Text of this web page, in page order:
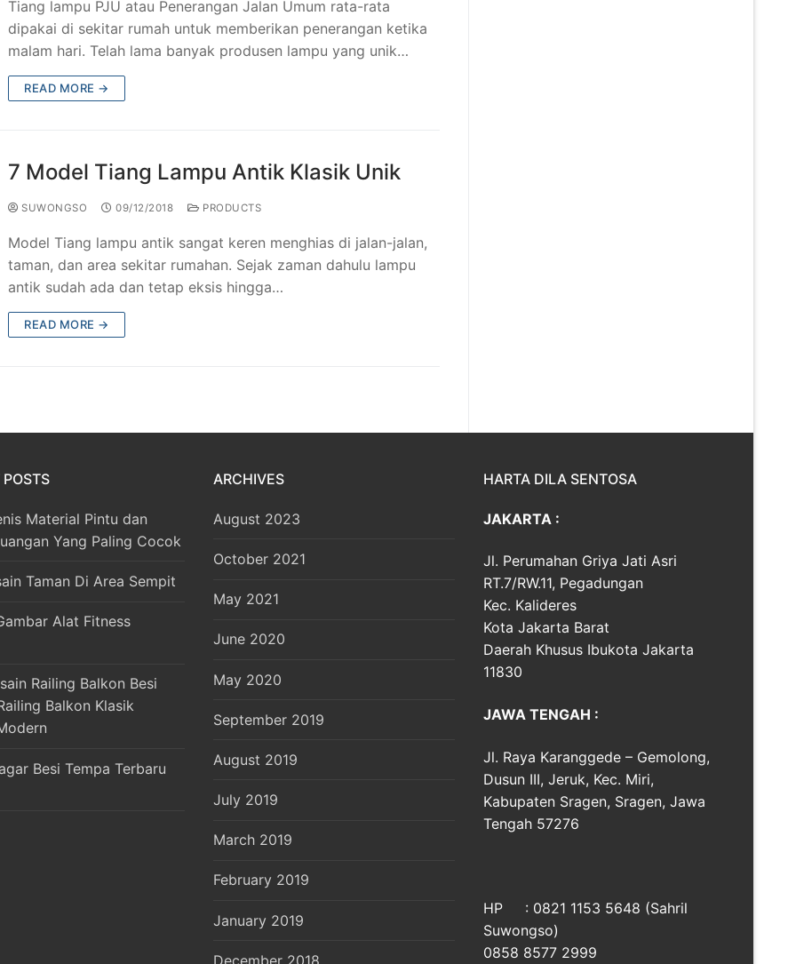
Tiang lampu PJU atau Penerangan Jalan Umum rata-rata
dipakai di sekitar rumah untuk memberikan penerangan ketika
malam hari. Telah lama banyak produsen lampu yang unik…
READ MORE →
7 Model Tiang Lampu Antik Klasik Unik
SUWONGSO 09/12/2018 PRODUCTS
Model Tiang lampu antik sangat keren menghias di jalan-jalan,
taman, dan area sekitar rumahan. Sejak zaman dahulu lampu
antik sudah ada dan tetap eksis hingga…
READ MORE →
Material Pintu dan
Yang Paling Cocok
Taman Di Area Sempit
Alat Fitness
Railing Balkon Besi
Balkon Klasik
Besi Tempa Terbaru
ARCHIVES
August 2023
October 2021
May 2021
June 2020
May 2020
September 2019
August 2019
July 2019
March 2019
February 2019
January 2019
December 2018
HARTA DILA SENTOSA
JAKARTA :
Jl. Perumahan Griya Jati Asri
RT.7/RW.11, Pegadungan
Kec. Kalideres
Kota Jakarta Barat
Daerah Khusus Ibukota Jakarta
11830
JAWA TENGAH :
Jl. Raya Karanggede – Gemolong,
Dusun III, Jeruk, Kec. Miri,
Kabupaten Sragen, Sragen, Jawa
Tengah 57276
HP : 0821 1153 5648 (Sahril
Suwongso)
0858 8577 2999